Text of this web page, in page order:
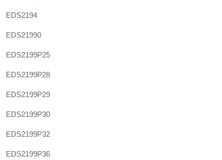
EDS2194
EDS21990
EDS2199P25
EDS2199P28
EDS2199P29
EDS2199P30
EDS2199P32
EDS2199P36